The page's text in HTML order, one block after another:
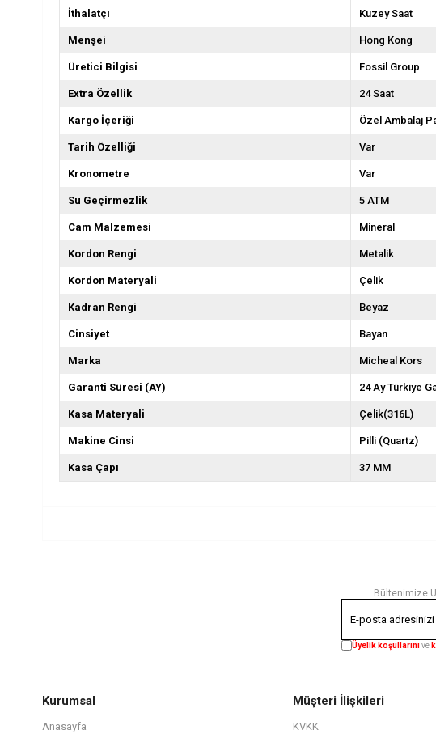
İthalatçı Kuzey Saat
Menşei Hong Kong
Üretici Bilgisi Fossil Group
Extra Özellik 24 Saat
Kargo İçeriği Özel Ambalaj
Tarih Özelliği Var
Kronometre Var
Su Geçirmezlik 5 ATM
Cam Malzemesi Mineral
Kordon Rengi Metalik
Kordon Materyali Çelik
Kadran Rengi Beyaz
Cinsiyet Bayan
Marka Micheal Kors
Garanti Süresi (AY) 24 Ay Türkiye
Kasa Materyali Çelik(316L)
Makine Cinsi Pilli (Quartz)
Kasa Çapı 37 MM
Bültenimize
Üyelik koşullarınıve
Kurumsal
Anasayfa
Müşteri İlişkileri
KVKK